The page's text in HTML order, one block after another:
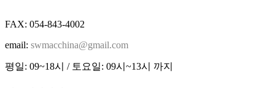
FAX: 054-843-4002
email: swmacchina@gmail.com
평일: 09~18시 / 토요일: 09시~13시 까지